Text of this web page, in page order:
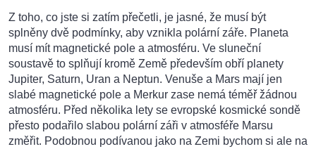
Z toho, co jste si zatím přečetli, je jasné, že musí být
splněny dvě podmínky, aby vznikla polární záře. Planeta
musí mít magnetické pole a atmosféru. Ve sluneční
soustavě to splňují kromě Země především obří planety
Jupiter, Saturn, Uran a Neptun. Venuše a Mars mají jen
slabé magnetické pole a Merkur zase nemá téměř žádnou
atmosféru. Před několika lety se evropské kosmické sondě
přesto podařilo slabou polární záři v atmosféře Marsu
změřit. Podobnou podívanou jako na Zemi bychom si ale na